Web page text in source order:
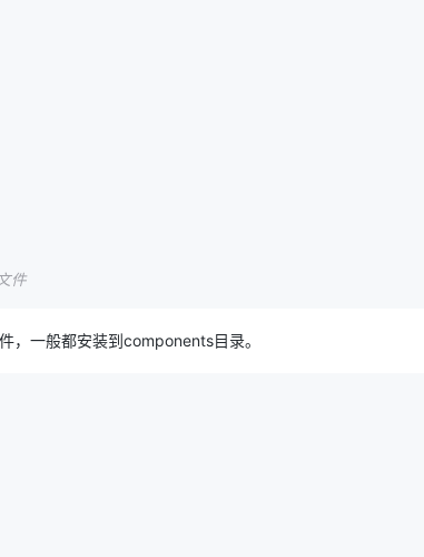
件
，一般都安装到components目录。